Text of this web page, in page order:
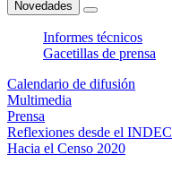
Novedades
Informes técnicos
Gacetillas de prensa
Calendario de difusión
Multimedia
Prensa
Reflexiones desde el INDEC
Hacia el Censo 2020